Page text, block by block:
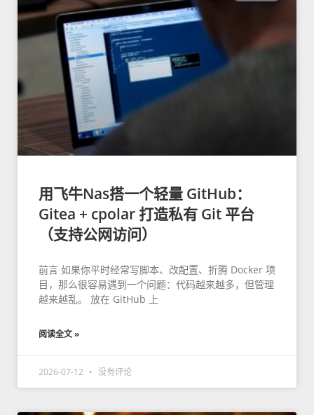
用飞牛Nas搭一个轻量 GitHub：
Gitea + cpolar 打造私有 Git 平台
（支持公网访问）
前言 如果你平时经常写脚本、改配置、折腾 Docker 项
目，那么很容易遇到一个问题：代码越来越多，但管理
越来越乱。 放在 GitHub 上
阅读全文 »
2026-07-12 没有评论